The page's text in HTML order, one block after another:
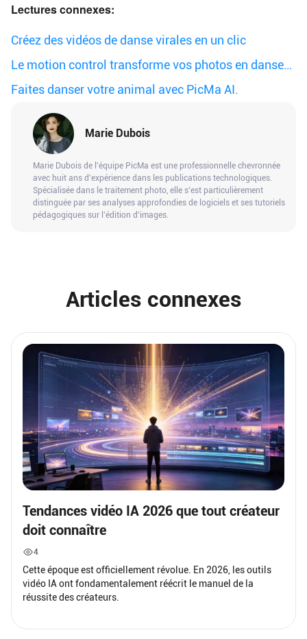
Lectures connexes:
Créez des vidéos de danse virales en un clic
Le motion control transforme vos photos en danse
IA virale
Faites danser votre animal avec PicMa AI.
Marie Dubois
Marie Dubois de l'équipe PicMa est une professionnelle chevronnée
avec huit ans d'expérience dans les publications technologiques.
Spécialisée dans le traitement photo, elle s'est particulièrement
distinguée par ses analyses approfondies de logiciels et ses tutoriels
pédagogiques sur l'édition d'images.
Articles connexes
Tendances vidéo IA 2026 que tout créateur
doit connaître
4
Cette époque est officiellement révolue. En 2026, les outils
vidéo IA ont fondamentalement réécrit le manuel de la
réussite des créateurs.